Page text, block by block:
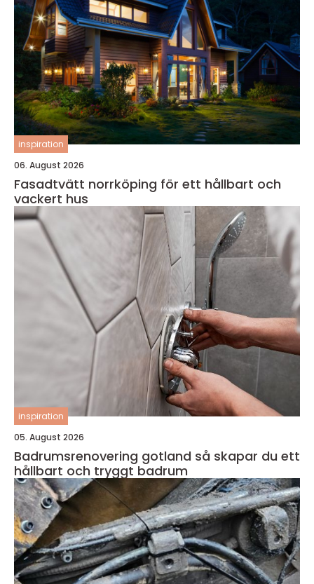
inspiration
06. August 2026
Fasadtvätt norrköping för ett hållbart och
vackert hus
inspiration
05. August 2026
Badrumsrenovering gotland så skapar du ett
hållbart och tryggt badrum